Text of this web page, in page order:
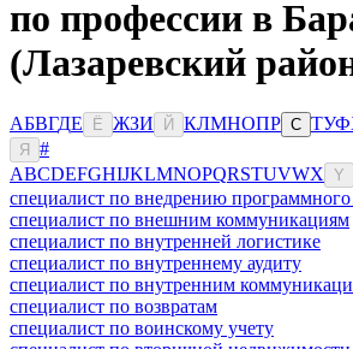
по профессии в
(Лазаревский
АБВГДЕ Ё ЖЗИ Й КЛМНОПР С ТУФ
Я
#
ABCDEFGHIJKLMNOPQRSTUVWX Y
специалист по внедрению программного
специалист по внешним коммуникациям
специалист по внутренней логистике
специалист по внутреннему аудиту
специалист по внутренним
специалист по возвратам
специалист по воинскому учету